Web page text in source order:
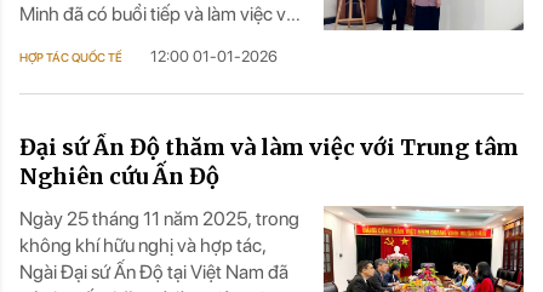
Minh đã có buổi tiếp và làm việc với
Giám đốc Văn phòng Đối ngoại và
Sáng kiến Toàn cầu, Đại học Toàn
HỢP TÁC QUỐC TẾ 12:00 01-01-2026
Đại sứ Ấn Độ thăm và làm việc với Trung tâm
Nghiên cứu Ấn Độ
Ngày 25 tháng 11 năm 2025, trong
không khí hữu nghị và hợp tác,
Ngài Đại sứ Ấn Độ tại Việt Nam đã